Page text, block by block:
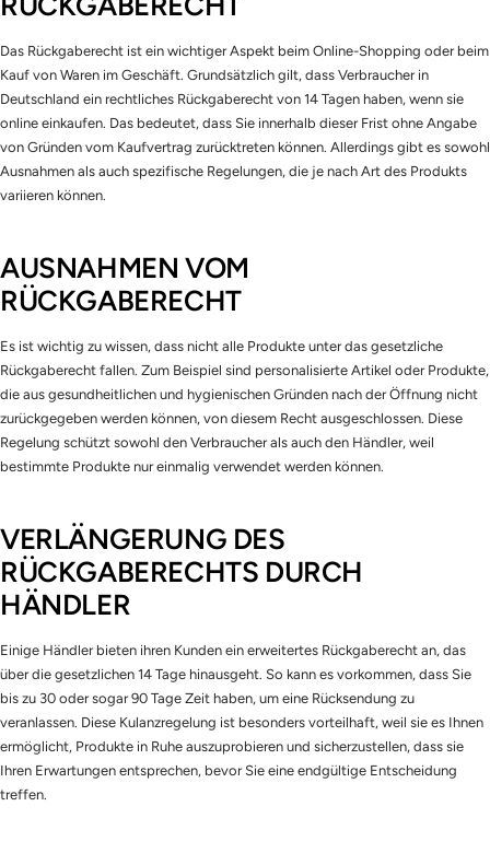
Das Rückgaberecht ist ein wichtiger Aspekt beim Online-Shopping oder beim
Kauf von Waren im Geschäft. Grundsätzlich gilt, dass Verbraucher in
Deutschland ein rechtliches Rückgaberecht von 14 Tagen haben, wenn sie
online einkaufen. Das bedeutet, dass Sie innerhalb dieser Frist ohne Angabe
von Gründen vom Kaufvertrag zurücktreten können. Allerdings gibt es sowohl
Ausnahmen als auch spezifische Regelungen, die je nach Art des Produkts
variieren können.
AUSNAHMEN VOM
RÜCKGABERECHT
Es ist wichtig zu wissen, dass nicht alle Produkte unter das gesetzliche
Rückgaberecht fallen. Zum Beispiel sind personalisierte Artikel oder Produkte,
die aus gesundheitlichen und hygienischen Gründen nach der Öffnung nicht
zurückgegeben werden können, von diesem Recht ausgeschlossen. Diese
Regelung schützt sowohl den Verbraucher als auch den Händler, weil
bestimmte Produkte nur einmalig verwendet werden können.
VERLÄNGERUNG DES
RÜCKGABERECHTS DURCH
HÄNDLER
Einige Händler bieten ihren Kunden ein erweitertes Rückgaberecht an, das
über die gesetzlichen 14 Tage hinausgeht. So kann es vorkommen, dass Sie
bis zu 30 oder sogar 90 Tage Zeit haben, um eine Rücksendung zu
veranlassen. Diese Kulanzregelung ist besonders vorteilhaft, weil sie es Ihnen
ermöglicht, Produkte in Ruhe auszuprobieren und sicherzustellen, dass sie
Ihren Erwartungen entsprechen, bevor Sie eine endgültige Entscheidung
treffen.